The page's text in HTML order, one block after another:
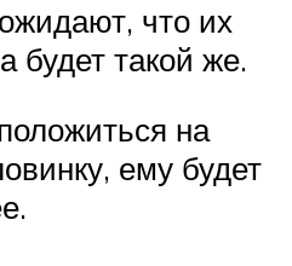
что их
будет такой же.
на
ему будет